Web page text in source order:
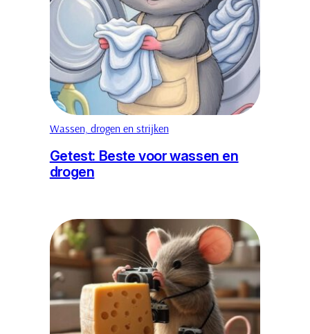
Wassen, drogen en strijken
Getest: Beste voor wassen en
drogen